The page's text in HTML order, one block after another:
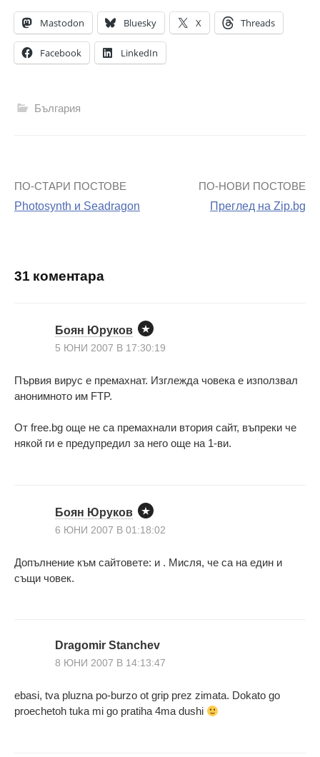
Mastodon Bluesky X Threads
Facebook LinkedIn
България
Навигация
ПО-СТАРИ ПОСТОВЕ
Photosynth и Seadragon
ПО-НОВИ ПОСТОВЕ
Преглед на Zip.bg
31 коментара
Боян Юруков
5 ЮНИ 2007 В 17:30:19
Първия вирус е премахнат. Изглежда човека е използвал
анонимното им FTP.
От free.bg още не са премахнали втория сайт, въпреки че
някой ги е предупредил за него още на 1-ви.
Боян Юруков
6 ЮНИ 2007 В 01:18:02
Допълнение към сайтовете: и . Мисля, че са на един и
същи човек.
Dragomir Stanchev
8 ЮНИ 2007 В 14:13:47
ebasi, tva pluzna po-burzo ot grip prez zimata. Dokato go
proechetoh tuka mi go pratiha 4ma dushi